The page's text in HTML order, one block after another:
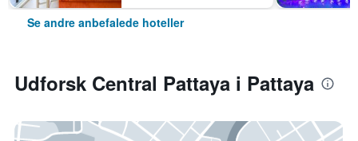
Se andre anbefalede hoteller
Udforsk Central Pattaya i Pattaya